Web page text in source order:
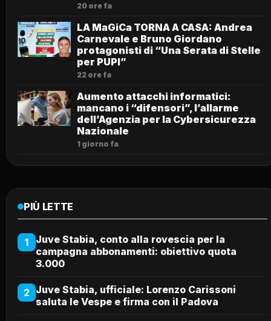
20 ore fa
LA MaGiCa TORNA A CASA: Andrea
Carnevale e Bruno Giordano
protagonisti di “Una Serata di Stelle
per PUPI”
22 ore fa
Aumento attacchi informatici:
mancano i “difensori”, l’allarme
dell’Agenzia per la Cybersicurezza
Nazionale
1 giorno fa
PIÙ LETTE
1
Juve Stabia, conto alla rovescia per la
campagna abbonamenti: obiettivo quota
3.000
2 Juve Stabia, ufficiale: Lorenzo Carissoni
saluta le Vespe e firma con il Padova